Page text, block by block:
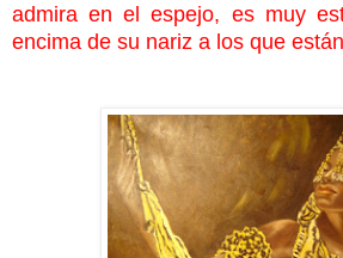
admira en el espejo, es muy
encima de su nariz a los que